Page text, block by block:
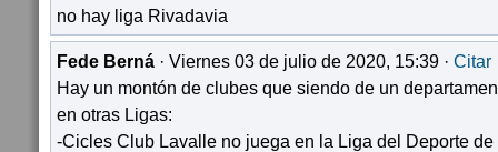
no hay liga Rivadavia
Fede Berná · Viernes 03 de julio de 2020, 15:39 · Citar
Hay un montón de clubes que siendo de un
en otras Ligas:
-Cicles Club Lavalle no juega en la Liga del Deporte